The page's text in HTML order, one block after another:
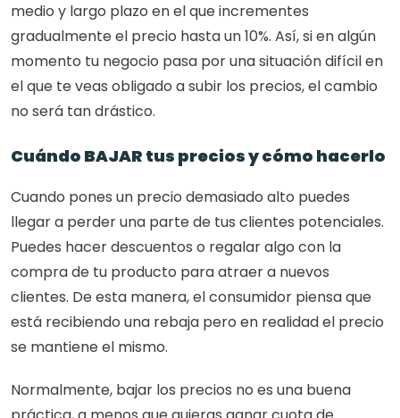
medio y largo plazo en el que incrementes
gradualmente el precio hasta un 10%. Así, si en algún
momento tu negocio pasa por una situación difícil en
el que te veas obligado a subir los precios, el cambio
no será tan drástico.
Cuándo BAJAR tus precios y cómo hacerlo
Cuando pones un precio demasiado alto puedes
llegar a perder una parte de tus clientes potenciales.
Puedes hacer descuentos o regalar algo con la
compra de tu producto para atraer a nuevos
clientes. De esta manera, el consumidor piensa que
está recibiendo una rebaja pero en realidad el precio
se mantiene el mismo.
Normalmente, bajar los precios no es una buena